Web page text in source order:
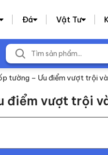
Đá Vật Tư
tường – Ưu điểm vượt trội
điểm vượt trội